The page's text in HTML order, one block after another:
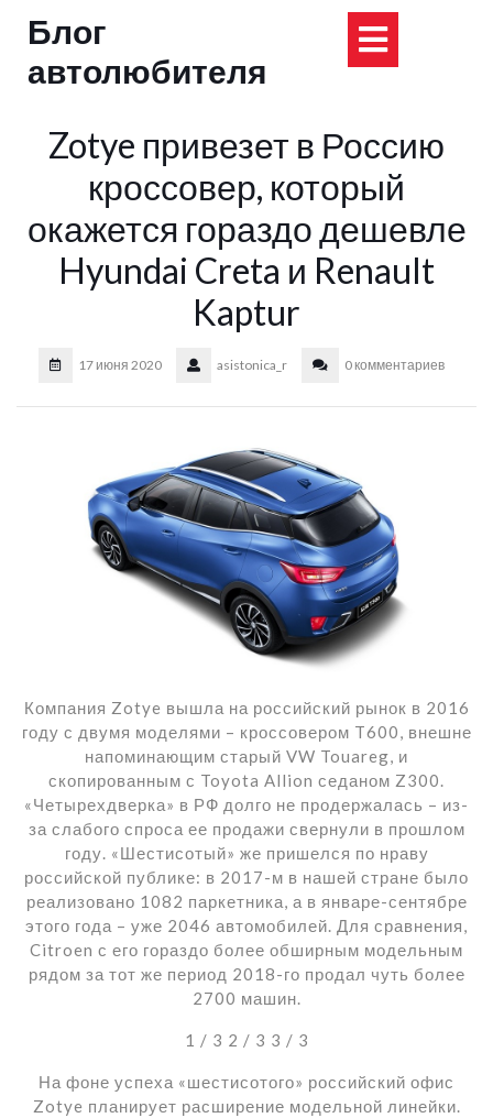
Блог
автолюбителя
Zotye привезет в Россию
кроссовер, который
окажется гораздо дешевле
Hyundai Creta и Renault
Kaptur
17 июня 2020 asistonica_r 0 комментариев
Компания Zotye вышла на российский рынок в 2016
году с двумя моделями – кроссовером T600, внешне
напоминающим старый VW Touareg, и
скопированным с Toyota Allion седаном Z300.
«Четырехдверка» в РФ долго не продержалась – из-
за слабого спроса ее продажи свернули в прошлом
году. «Шестисотый» же пришелся по нраву
российской публике: в 2017-м в нашей стране было
реализовано 1082 паркетника, а в январе-сентябре
этого года – уже 2046 автомобилей. Для сравнения,
Citroen с его гораздо более обширным модельным
рядом за тот же период 2018-го продал чуть более
2700 машин.
1 / 3 2 / 3 3 / 3
На фоне успеха «шестисотого» российский офис
Zotye планирует расширение модельной линейки.